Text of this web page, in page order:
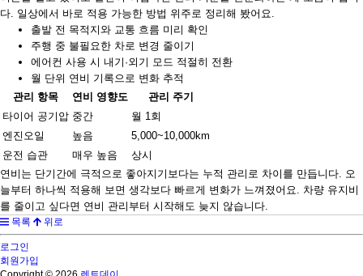
다. 일상에서 바로 적용 가능한 방법 위주로 정리해 봤어요.
출발 전 목적지와 교통 흐름 미리 확인
주행 중 불필요한 차로 변경 줄이기
에어컨 사용 시 내기·외기 모드 적절히 전환
월 단위 연비 기록으로 변화 추적
관리 항목
연비 영향도
관리 주기
타이어 공기압 중간
월 1회
엔진오일
높음
5,000~10,000km
운전 습관
매우 높음
상시
연비는 단기간에 극적으로 좋아지기보다는 누적 관리로 차이를 만듭니다. 오
늘부터 하나씩 적용해 보면 생각보다 빠르게 변화가 느껴졌어요. 차량 유지비
를 줄이고 싶다면 연비 관리부터 시작해도 늦지 않습니다.
목록 위로
로그인
회원가입